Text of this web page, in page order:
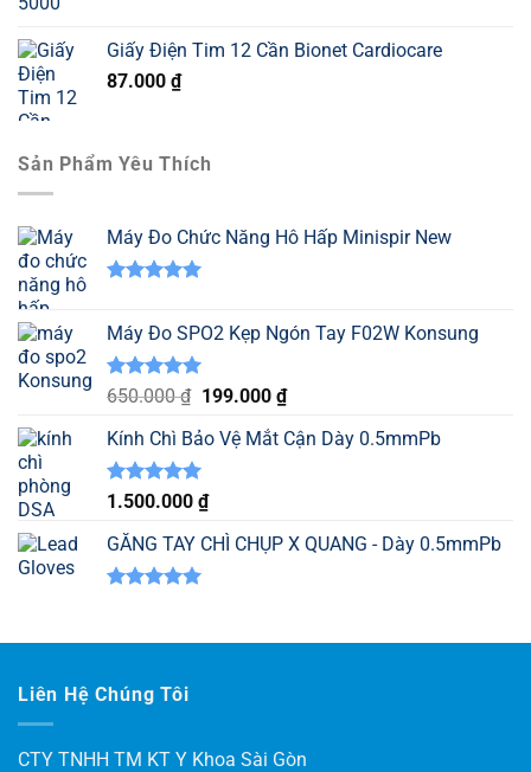
Giấy Điện Tim 12 Cần Bionet Cardiocare
87.000 ₫
Sản Phẩm Yêu Thích
Máy Đo Chức Năng Hô Hấp Minispir New
5 sao
Máy Đo SPO2 Kẹp Ngón Tay F02W Konsung
Được xếp
5.00
5 sao
650.000₫ Giá
là:
650.000 ₫.
199.000 ₫Giá
tại
Kính Chì Bảo Vệ Mắt Cận Dày 0.5mmPb
Được xếp
5 sao
1.500.000 ₫
GĂNG TAY CHÌ CHỤP X QUANG - Dày 0.5mmPb
5 sao
Liên Hệ Chúng Tôi
CTY TNHH TM KT Y Khoa Sài Gòn